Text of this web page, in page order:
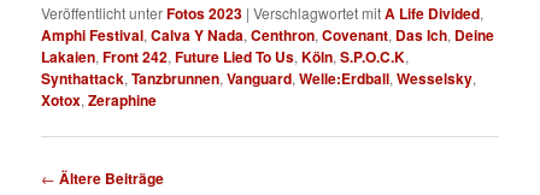
Veröffentlicht unterFotos 2023 |Verschlagwortet mitA Life Divided,
Amphi Festival,Calva Y Nada,Centhron,Covenant, Das Ich, Deine
Lakaien,Front 242,Future Lied To Us,Köln,S.P.O.C.K,
Synthattack,Tanzbrunnen,Vanguard,Welle:Erdball,Wesselsky,
Xotox,Zeraphine
Beitragsnavigation
← Ältere Beiträge